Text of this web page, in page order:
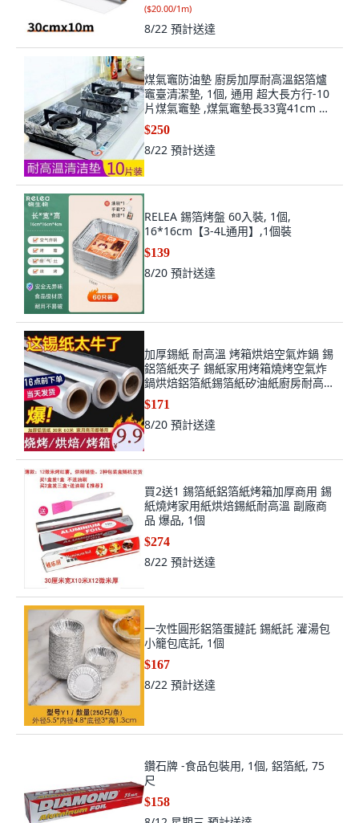
($20.00/1m)
8/22 預計送達
煤氣竈防油墊 廚房加厚耐高溫鋁箔爐
竈臺清潔墊, 1個, 通用 超大長方行-10
片煤氣竈墊 ,煤氣竈墊長33寬41cm 一
擦即淨
$250
8/22 預計送達
RELEA 錫箔烤盤 60入裝, 1個,
16*16cm【3-4L通用】,1個裝
$139
8/20 預計送達
加厚錫紙 耐高溫 烤箱烘焙空氣炸鍋 錫
鋁箔紙夾子 錫紙家用烤箱燒烤空氣炸
鍋烘焙鋁箔紙錫箔紙矽油紙廚房耐高溫
烘培, 1個, 加厚【20微米】寬度【30釐
米】雙面可用,【3米（一張裝）】
$171
8/20 預計送達
買2送1 錫箔紙鋁箔紙烤箱加厚商用 錫
紙燒烤家用紙烘焙錫紙耐高溫 副廠商
品 爆品, 1個
$274
8/22 預計送達
一次性圓形鋁箔蛋撻託 錫紙託 灌湯包
小籠包底託, 1個
$167
8/22 預計送達
鑽石牌 -食品包裝用, 1個, 鋁箔紙, 75
尺
$158